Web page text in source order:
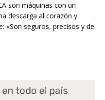
son máquinas con un
descarga al corazón y
«Son seguros, precisos y de